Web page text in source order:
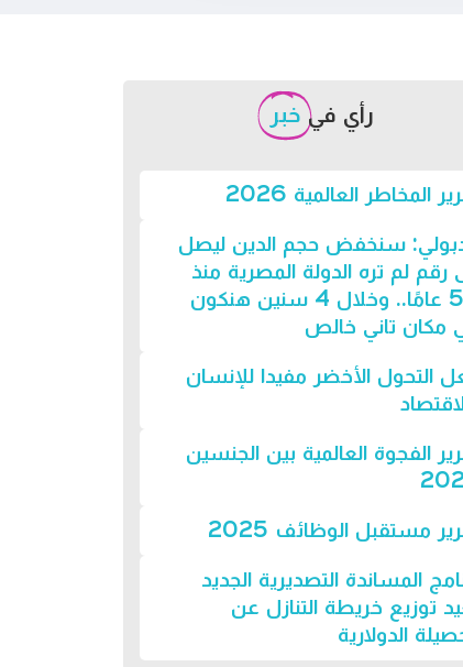
رأي في خبر
المخاطر العالمية 2026
سنخفض حجم الدين ليصل
رقم لم تره الدولة المصرية منذ
50 عامًا.. وخلال 4 سنين هنكون
مكان تاني خالص
التحول الأخضر مفيدا للإنسان
الفجوة العالمية بين الجنسين
مستقبل الوظائف 2025
المساندة التصديرية الجديد
توزيع خريطة التنازل عن
الدولارية